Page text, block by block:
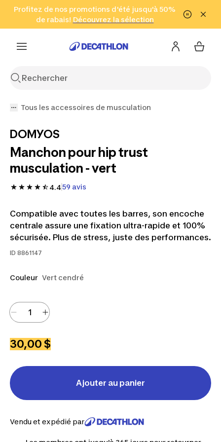
Aller à la recherche Aller au contenu Aller au pied de
Profitez de nos promotions d'été jusqu'à 50%
de rabais! Découvrez la sélection
Cliquez ici
en seulement 2 h!
(Zones sélectionnées)
Tous les accessoires de musculation
DOMYOS
Manchon pour hip trust
musculation - vert
4.459 avis
Compatible avec toutes les barres, son encoche
centrale assure une fixation ultra-rapide et 100%
sécurisée. Plus de stress, juste des performances.
ID 8861147
Couleur Vert cendré
30,00 $
Ajouter au panier
Vendu et expédié par